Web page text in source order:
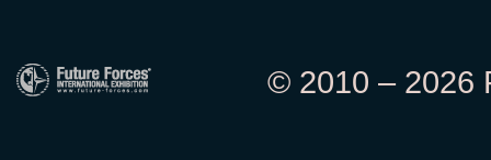
© 2010 – 2026